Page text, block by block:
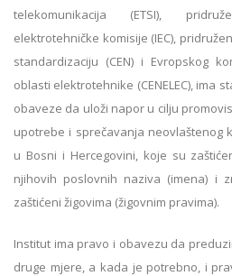
telekomunikacija (ETSI),
elektrotehničke komisije (IEC),
standardizaciju (CEN) i Evropskog
oblasti elektrotehnike (CENELEC), ima
obaveze da uloži napor u cilјu
upotrebe i sprečavanja neovlaštenog
u Bosni i Hercegovini, koje su
njihovih poslovnih naziva (imena) i
zaštićeni žigovima (žigovnim pravima).
Institut ima pravo i obavezu da
druge mjere, a kada je potrebno, i